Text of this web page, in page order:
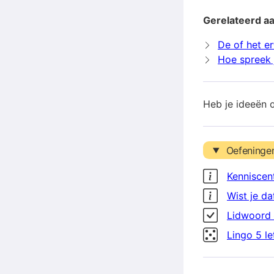
Gerelateerd
De of het
Hoe
Heb je ideeën
Wist je
Lidwoord
Lingo 5